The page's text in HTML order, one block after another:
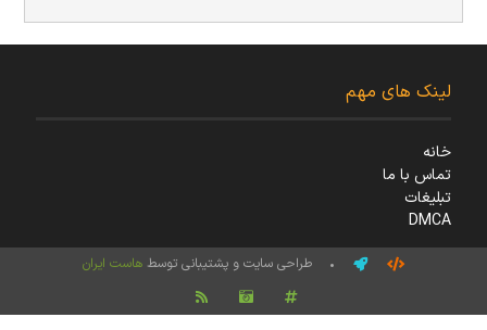
لینک های مهم
خانه
تماس با ما
تبلیغات
DMCA
• طراحی سایت و پشتیبانی توسط هاست ایران